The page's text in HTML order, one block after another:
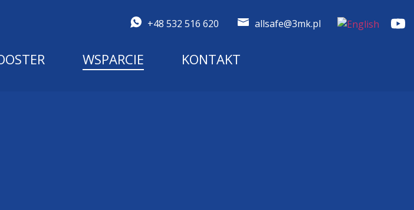
WSPARCIE KONTAKT
+48 532 516 620 allsafe@3mk.pl